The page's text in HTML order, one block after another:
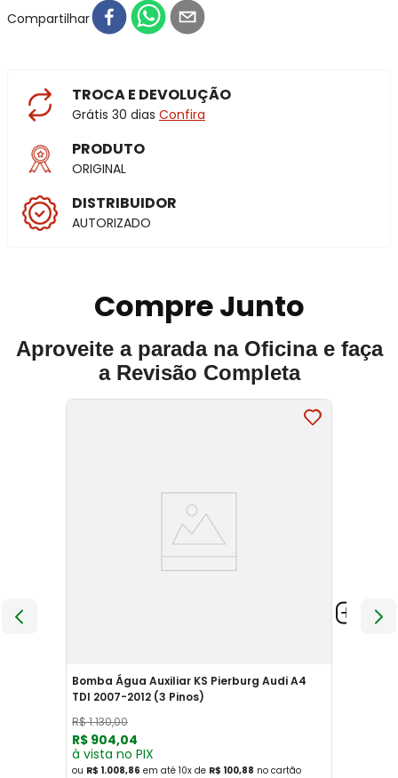
Compartilhar
TROCA E DEVOLUÇÃO
Grátis 30 dias Confira
PRODUTO
ORIGINAL
DISTRIBUIDOR
AUTORIZADO
Compre Junto
Aproveite a parada na Oficina e faça
a Revisão Completa
Bomba Água Auxiliar KS Pierburg Audi A4
TDI 2007-2012 (3 Pinos)
R$1.130,00
R$ 904,04
à vista no PIX
ou R$ 1.008,86 em até 10x de R$ 100,88 no cartão